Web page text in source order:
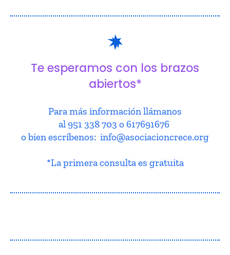
Te esperamos con los brazos
abiertos*
Para más información llámanos
al 951 338 703 o 617691676
o bien escríbenos: info@asociacioncrece.org
*La primera consulta es gratuita